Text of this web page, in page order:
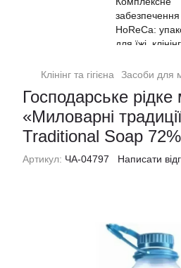
Клінінг та гігієна Засоби для
Господарське
«Миловарні
Traditional Soap 72%
Артикул: ЧА-04797 Написати